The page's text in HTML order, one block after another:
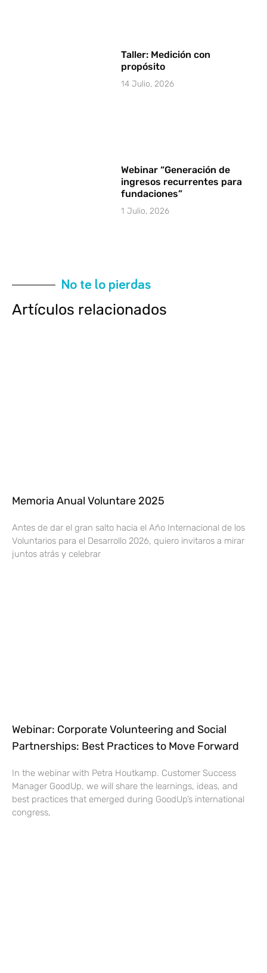
Taller: Medición con
propósito
14 Julio, 2026
Webinar “Generación de
ingresos recurrentes para
fundaciones”
1 Julio, 2026
No te lo pierdas
Artículos relacionados
Memoria Anual Voluntare 2025
Antes de dar el gran salto hacia el Año Internacional de los
Voluntarios para el Desarrollo 2026, quiero invitaros a mirar
juntos atrás y celebrar
Webinar: Corporate Volunteering and Social
Partnerships: Best Practices to Move Forward
In the webinar with Petra Houtkamp. Customer Success
Manager GoodUp, we will share the learnings, ideas, and
best practices that emerged during GoodUp’s international
congress,